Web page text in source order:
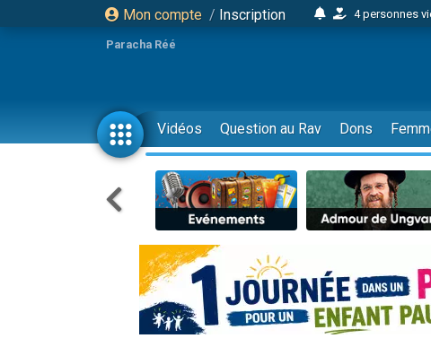
Mon compte / Inscription
4 personnes
17 personnes
4 personnes
Il reste 49
23 personnes
Eva vient de
4 personnes
3 personnes
3 personnes
Odaya vient de
2 personnes
13 personnes
Paracha Réé
Vidéos Question au Rav Dons